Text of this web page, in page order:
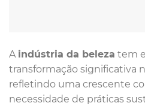
A indústria da beleza tem
transformação significativa
refletindo uma crescente
necessidade de práticas